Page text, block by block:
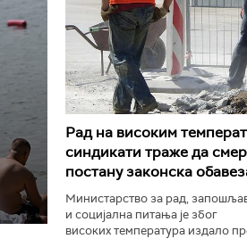
Рад на високим
синдикати траже да
постану законска
Министарство за рад,
и социјална питања је због
високих температура издало
РТС 3